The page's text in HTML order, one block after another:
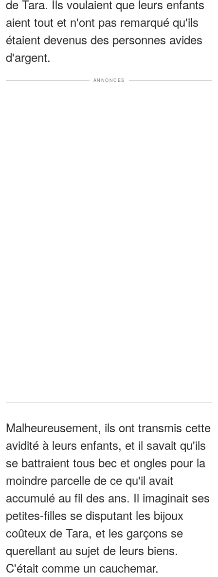
de Tara. Ils voulaient que leurs enfants
aient tout et n'ont pas remarqué qu'ils
étaient devenus des personnes avides
d'argent.
ANNONCES
Malheureusement, ils ont transmis cette
avidité à leurs enfants, et il savait qu'ils
se battraient tous bec et ongles pour la
moindre parcelle de ce qu'il avait
accumulé au fil des ans. Il imaginait ses
petites-filles se disputant les bijoux
coûteux de Tara, et les garçons se
querellant au sujet de leurs biens.
C'était comme un cauchemar.